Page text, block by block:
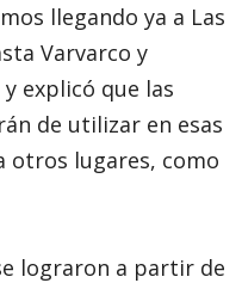
llegando ya a Las
Varvarco y
explicó que las
de utilizar en esas
otros lugares, como
lograron a partir de